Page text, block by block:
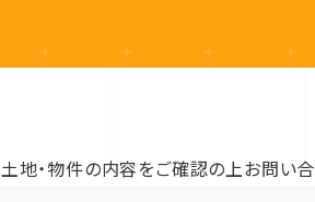
土地・物件の内容をご確認の上お問い合